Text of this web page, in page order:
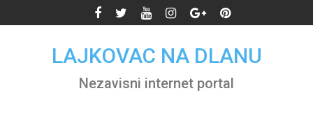
to
LAJKOVAC NA DLANU
Nezavisni internet portal